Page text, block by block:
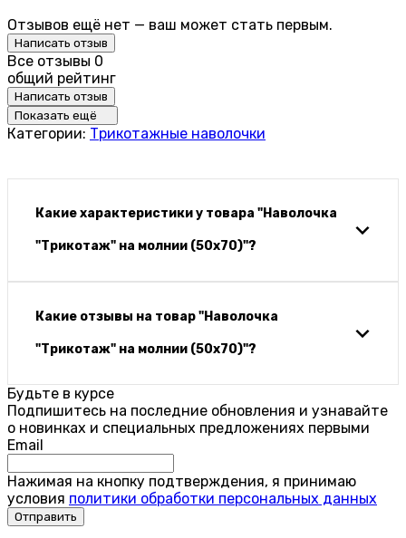
Отзывов ещё нет — ваш может стать первым.
Написать отзыв
Все отзывы 0
общий рейтинг
Написать отзыв
Показать ещё
Категории: Трикотажные наволочки
Какие характеристики у товара "Наволочка
"Трикотаж" на молнии (50х70)"?
Какие отзывы на товар "Наволочка
"Трикотаж" на молнии (50х70)"?
Будьте в курсе
Подпишитесь на последние обновления и узнавайте
о новинках и специальных предложениях первыми
Email
Нажимая на кнопку подтверждения, я принимаю
условия политики обработки персональных данных